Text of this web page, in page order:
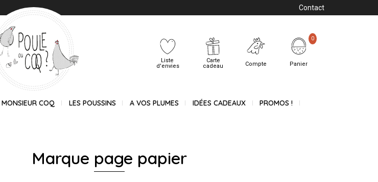
Contact
Liste
d'envies
Carte
cadeau
Compte Panier
0
MONSIEUR COQ LES POUSSINS A VOS PLUMES IDÉES CADEAUX PROMOS !
Marque page papier